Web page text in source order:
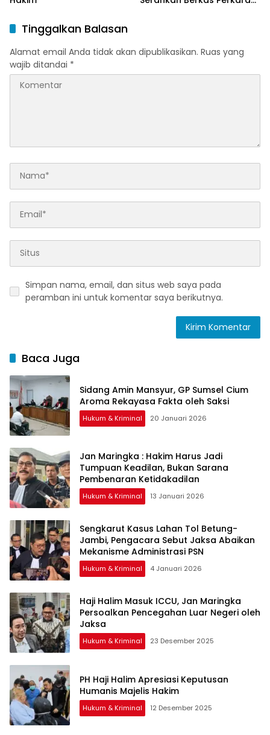
Tinggalkan Balasan
Alamat email Anda tidak akan dipublikasikan. Ruas yang
wajib ditandai *
Simpan nama, email, dan situs web saya pada
peramban ini untuk komentar saya berikutnya.
Baca Juga
Sidang Amin Mansyur, GP Sumsel Cium
Aroma Rekayasa Fakta oleh Saksi
Hukum & Kriminal 20 Januari 2026
Jan Maringka : Hakim Harus Jadi
Tumpuan Keadilan, Bukan Sarana
Pembenaran Ketidakadilan
Hukum & Kriminal 13 Januari 2026
Sengkarut Kasus Lahan Tol Betung-
Jambi, Pengacara Sebut Jaksa Abaikan
Mekanisme Administrasi PSN
Hukum & Kriminal 4 Januari 2026
Haji Halim Masuk ICCU, Jan Maringka
Persoalkan Pencegahan Luar Negeri oleh
Jaksa
Hukum & Kriminal 23 Desember 2025
PH Haji Halim Apresiasi Keputusan
Humanis Majelis Hakim
Hukum & Kriminal 12 Desember 2025